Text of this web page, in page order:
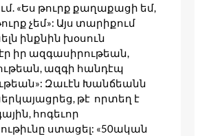
«Ես թուրք քաղաքացի եմ,
չեմ»: Այս տարիքում
ինքնին խօսուն
էր իր ազգասիրութեան,
ազգի հանդէպ
Զաւէն Խանճեանն
թէ որտեղ է
հոգեւոր
ստացել: «50ական